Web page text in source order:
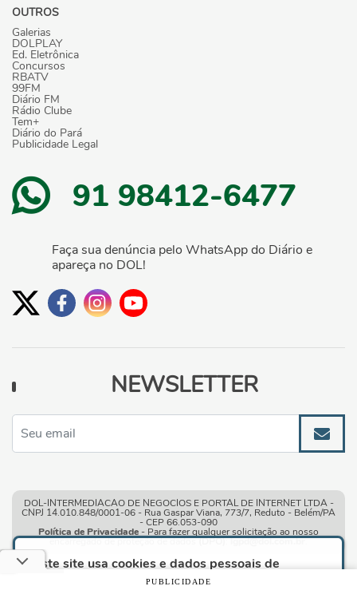
Este site usa cookies e dados pessoais de
acordo com os nossosTermos de Uso e Política
OUTROS
Galerias
DOLPLAY
Ed. Eletrônica
Concursos
RBATV
99FM
Diário FM
Rádio Clube
Tem+
Diário do Pará
Publicidade Legal
91 98412-6477
Faça sua denúncia pelo WhatsApp do Diário e
apareça no DOL!
NEWSLETTER
DOL-INTERMEDIACAO DE NEGOCIOS E PORTAL DE INTERNET LTDA -
CNPJ 14.010.848/0001-06 - Rua Gaspar Viana, 773/7, Reduto - Belém/PA
- CEP 66.053-090
Política de Privacidade - Para fazer qualquer solicitação ao nosso
encarregado de proteção de dados(DPO):lgpd@dol.com.br.
PUBLICIDADE